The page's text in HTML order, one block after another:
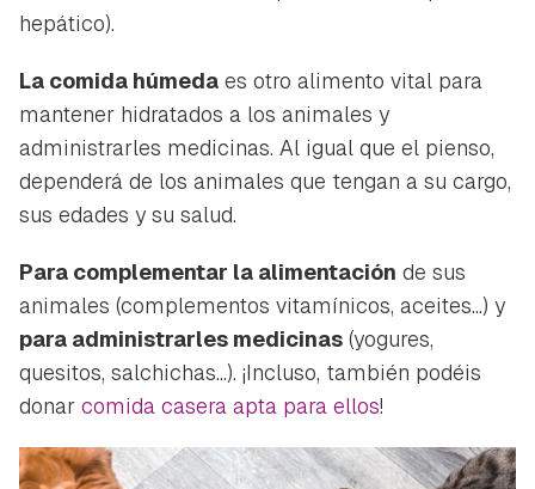
hepático).
La comida húmeda es otro alimento vital para
mantener hidratados a los animales y
administrarles medicinas. Al igual que el pienso,
dependerá de los animales que tengan a su cargo,
sus edades y su salud.
Para complementar la alimentación de sus
animales (complementos vitamínicos, aceites...) y
para administrarles medicinas (yogures,
quesitos, salchichas...). ¡Incluso, también podéis
donar comida casera apta para ellos!